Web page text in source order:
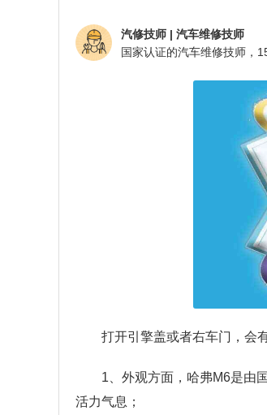
汽修技师 | 汽车维修技师
打开引擎盖或者右车门，会
1、外观方面，哈弗M6是由
活力气息；